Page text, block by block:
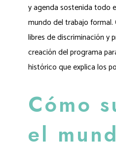
y agenda sostenida todo
mundo del trabajo
libres de discriminación y
creación del programa
histórico que explica los
Cómo
el